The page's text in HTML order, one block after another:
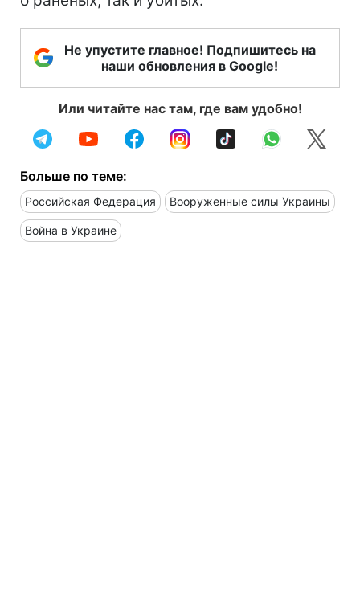
Не упустите главное! Подпишитесь на
наши обновления в Google!
Или читайте нас там, где вам удобно!
Больше по теме:
Российская Федерация Вооруженные силы Украины
Война в Украине